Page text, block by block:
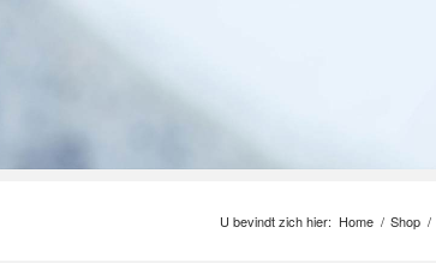
U bevindt zich hier: Home / Shop /